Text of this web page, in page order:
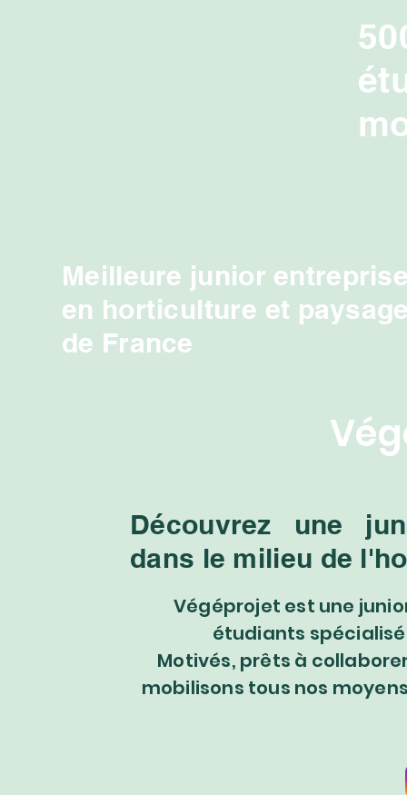
Meilleure junior
en horticulture et
de France
Découvrez une
dans le milieu de
Végéprojet est une
étudiants
Motivés, prêts à
mobilisons tous nos